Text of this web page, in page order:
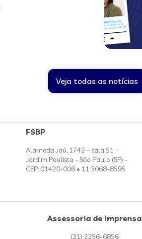
Veja todas as notícias
FSBP
Alameda Jaú, 1742 – sala 51 -
Jardim Paulista - São Paulo (SP) -
CEP: 01420-006 • 11 3068-8595
Assessoria de Imprensa
(21) 2256-6856